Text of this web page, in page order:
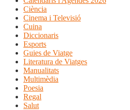
Ciència
Cinema i Televisió
Cuina
Diccionaris
Esports
Guies de Viatge
Literatura de Viatges
Manualitats
Multimèdia
Poesia
Regal
Salut